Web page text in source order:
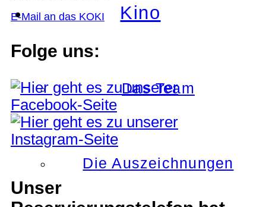
Kino
Das Team
Die Auszeichnungen
E-Mail an das KOKI
Folge uns:
Unser